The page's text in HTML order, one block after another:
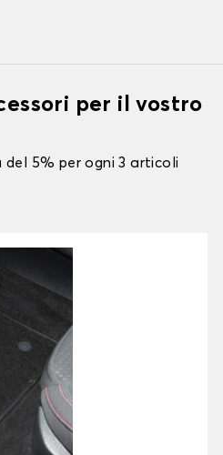
per il vostro
5% per ogni 3 articoli